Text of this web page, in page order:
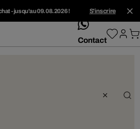
- jusqu'au 09.08.2026 ! S'inscrire
whatsApp
Contact